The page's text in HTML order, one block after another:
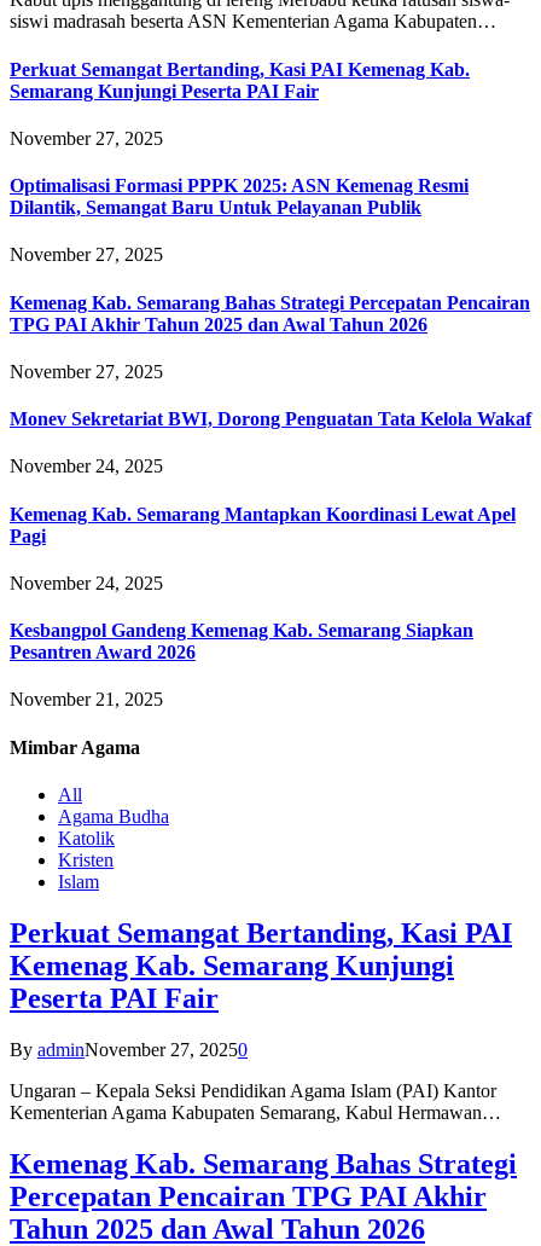
siswi madrasah beserta ASN Kementerian Agama Kabupaten…
Perkuat Semangat Bertanding, Kasi PAI Kemenag Kab.
Semarang Kunjungi Peserta PAI Fair
November 27, 2025
Optimalisasi Formasi PPPK 2025: ASN Kemenag Resmi
Dilantik, Semangat Baru Untuk Pelayanan Publik
November 27, 2025
Kemenag Kab. Semarang Bahas Strategi Percepatan Pencairan
TPG PAI Akhir Tahun 2025 dan Awal Tahun 2026
November 27, 2025
Monev Sekretariat BWI, Dorong Penguatan Tata Kelola Wakaf
November 24, 2025
Kemenag Kab. Semarang Mantapkan Koordinasi Lewat Apel
Pagi
November 24, 2025
Kesbangpol Gandeng Kemenag Kab. Semarang Siapkan
Pesantren Award 2026
November 21, 2025
Mimbar Agama
All
Agama Budha
Katolik
Kristen
Islam
Perkuat Semangat Bertanding, Kasi PAI
Kemenag Kab. Semarang Kunjungi
Peserta PAI Fair
By adminNovember 27, 20250
Ungaran – Kepala Seksi Pendidikan Agama Islam (PAI) Kantor
Kementerian Agama Kabupaten Semarang, Kabul Hermawan…
Kemenag Kab. Semarang Bahas Strategi
Percepatan Pencairan TPG PAI Akhir
Tahun 2025 dan Awal Tahun 2026